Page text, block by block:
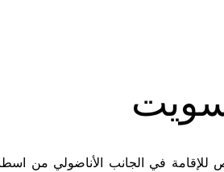
في الجانب الأناضولي من